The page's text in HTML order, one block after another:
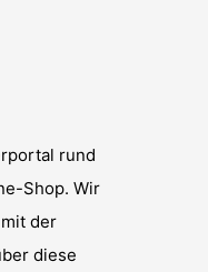
rund
Shop. Wir
der
diese